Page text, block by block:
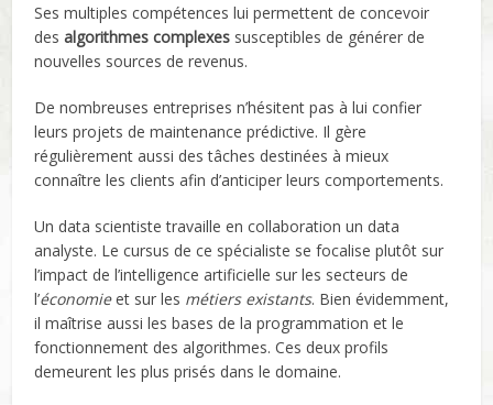
Ses multiples compétences lui permettent de concevoir
desalgorithmes complexes susceptibles de générer de
nouvelles sources de revenus.
De nombreuses entreprises n’hésitent pas à lui confier
leurs projets de maintenance prédictive. Il gère
régulièrement aussi des tâches destinées à mieux
connaître les clients afin d’anticiper leurs comportements.
Un data scientiste travaille en collaboration un data
analyste. Le cursus de ce spécialiste se focalise plutôt sur
l’impact de l’intelligence artificielle sur les secteurs de
l’économieet sur les métiers existants. Bien évidemment,
il maîtrise aussi les bases de la programmation et le
fonctionnement des algorithmes. Ces deux profils
demeurent les plus prisés dans le domaine.